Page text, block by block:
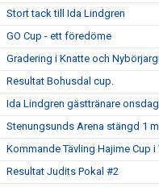
Stort tack till Ida Lindgren
GO Cup - ett föredöme
Gradering i Knatte och
Resultat Bohusdal cup.
Ida Lindgren gästtränare
Stenungsunds Arena stängd 1
Kommande Tävling Hajime Cup i
Resultat Judits Pokal #2